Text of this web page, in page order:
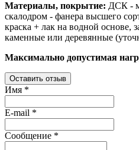
Материалы, покрытие: ДСК -
скалодром - фанера высшего
краска + лак на водной основе,
каменные или деревянные
Максимально допустимая
Оставить отзыв
Имя *
E-mail *
Сообщение *